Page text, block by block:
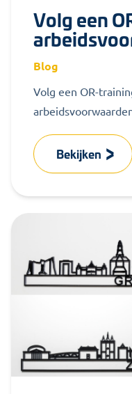
Volg een
Blog
Volg een OR-
jullie samenstelde
cursusprogramma
Bekijken